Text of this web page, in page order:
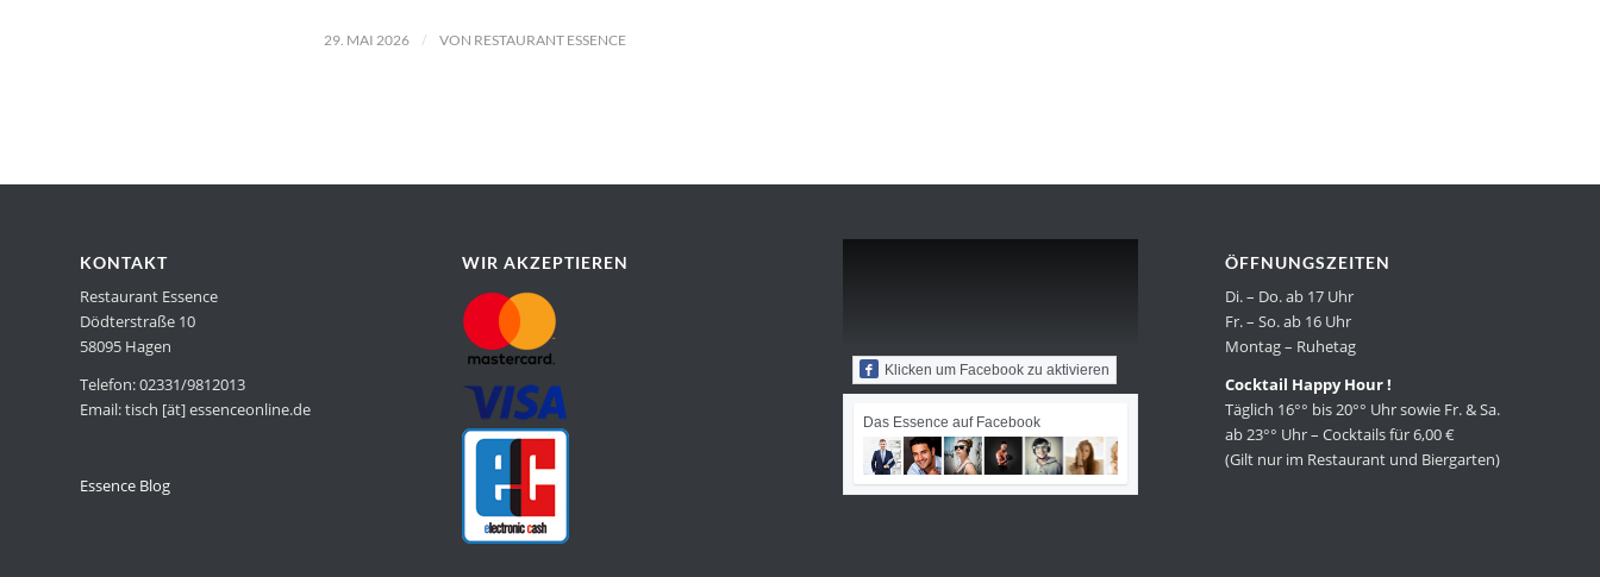
29. MAI 2026 / VON RESTAURANT ESSENCE
KONTAKT
Restaurant Essence
Dödterstraße 10
58095 Hagen
Telefon: 02331/9812013
Email: tisch [ät] essenceonline.de
Essence Blog
WIR AKZEPTIEREN
Klicken um Facebook zu aktivieren
Das Essence auf Facebook
ÖFFNUNGSZEITEN
Di. – Do. ab 17 Uhr
Fr. – So. ab 16 Uhr
Montag – Ruhetag
Cocktail Happy Hour !
Täglich 16°° bis 20°° Uhr sowie Fr. & Sa.
ab 23°° Uhr – Cocktails für 6,00 €
(Gilt nur im Restaurant und Biergarten)